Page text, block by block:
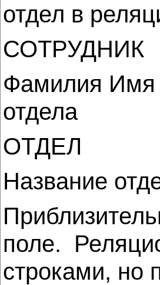
отдел в
СОТРУДНИК
Фамилия
отдела
ОТДЕЛ
Название
поле.
строками, но